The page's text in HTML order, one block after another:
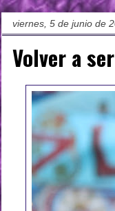
viernes, 5 de junio de
Volver a ser